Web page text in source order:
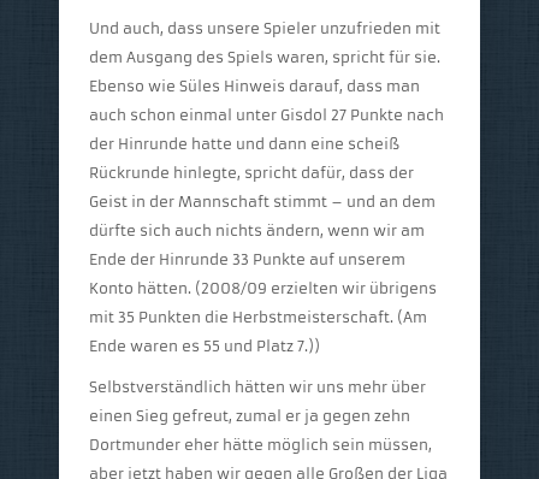
Und auch, dass unsere Spieler unzufrieden mit
dem Ausgang des Spiels waren, spricht für sie.
Ebenso wie Süles Hinweis darauf, dass man
auch schon einmal unter Gisdol 27 Punkte nach
der Hinrunde hatte und dann eine scheiß
Rückrunde hinlegte, spricht dafür, dass der
Geist in der Mannschaft stimmt – und an dem
dürfte sich auch nichts ändern, wenn wir am
Ende der Hinrunde 33 Punkte auf unserem
Konto hätten. (2008/09 erzielten wir übrigens
mit 35 Punkten die Herbstmeisterschaft. (Am
Ende waren es 55 und Platz 7.))
Selbstverständlich hätten wir uns mehr über
einen Sieg gefreut, zumal er ja gegen zehn
Dortmunder eher hätte möglich sein müssen,
aber jetzt haben wir gegen alle Großen der Liga